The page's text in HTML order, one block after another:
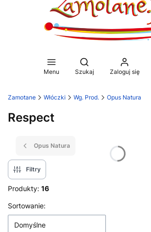
Menu
Otwórz wyszukiwarkę
Szukaj Zaloguj się
Zamotane Włóczki Wg. Prod. Opus Natura
Respect
Opus Natura
Filtry
Produkty: 16
Lista produktów
Sortowanie:
Domyślne